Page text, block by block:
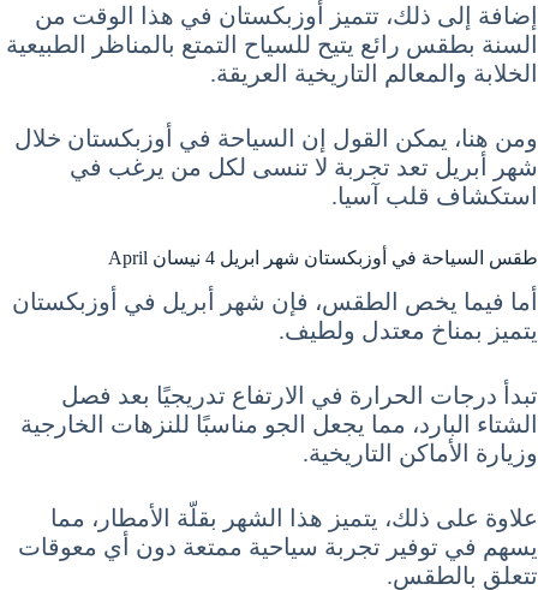
إضافة إلى ذلك، تتميز أوزبكستان في هذا الوقت من
السنة بطقس رائع يتيح للسياح التمتع بالمناظر الطبيعية
الخلابة والمعالم التاريخية العريقة.
ومن هنا، يمكن القول إن السياحة في أوزبكستان خلال
شهر أبريل تعد تجربة لا تنسى لكل من يرغب في
استكشاف قلب آسيا.
طقس السياحة في أوزبكستان شهر ابريل 4 نيسان April
أما فيما يخص الطقس، فإن شهر أبريل في أوزبكستان
يتميز بمناخ معتدل ولطيف.
تبدأ درجات الحرارة في الارتفاع تدريجيًا بعد فصل
الشتاء البارد، مما يجعل الجو مناسبًا للنزهات الخارجية
وزيارة الأماكن التاريخية.
علاوة على ذلك، يتميز هذا الشهر بقلّة الأمطار، مما
يسهم في توفير تجربة سياحية ممتعة دون أي معوقات
تتعلق بالطقس.